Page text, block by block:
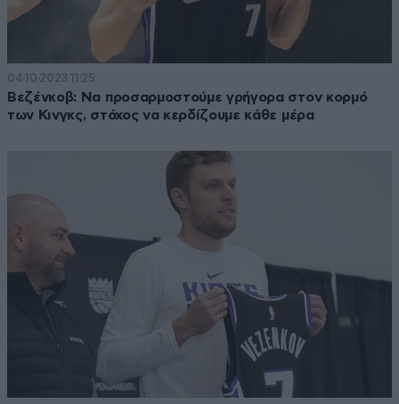
04·10·2023 11:25
Βεζένκοβ: Να προσαρμοστούμε γρήγορα στον κορμό
των Κινγκς, στόχος να κερδίζουμε κάθε μέρα